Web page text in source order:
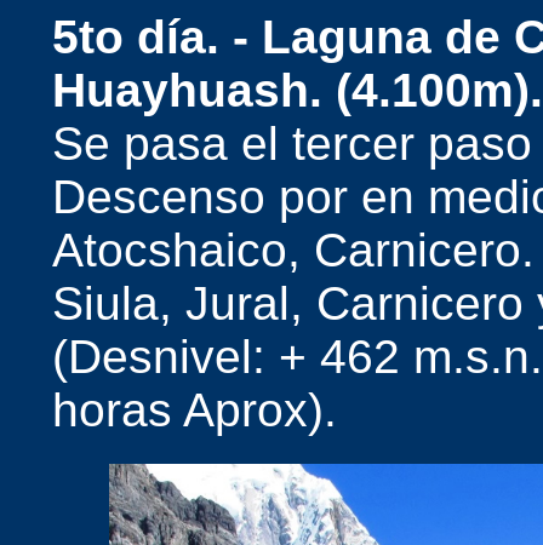
5to día. - Laguna de
Huayhuash. (4.100m).
Se pasa el tercer
Descenso por en
Atocshaico,
Siula, Jural, Carnicero
(Desnivel: + 462
horas Aprox).